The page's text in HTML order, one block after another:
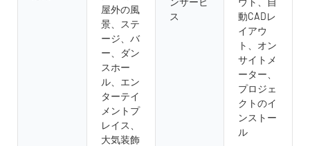
屋外の風
景、ステ
ージ、バ
ー、ダン
スホー
ル、エン
ターテイ
メントプ
レイス、
大気装飾
ス
動CADレ
イアウ
ト、オン
サイトメ
ーター、
プロジェ
クトのイ
ンストー
ル